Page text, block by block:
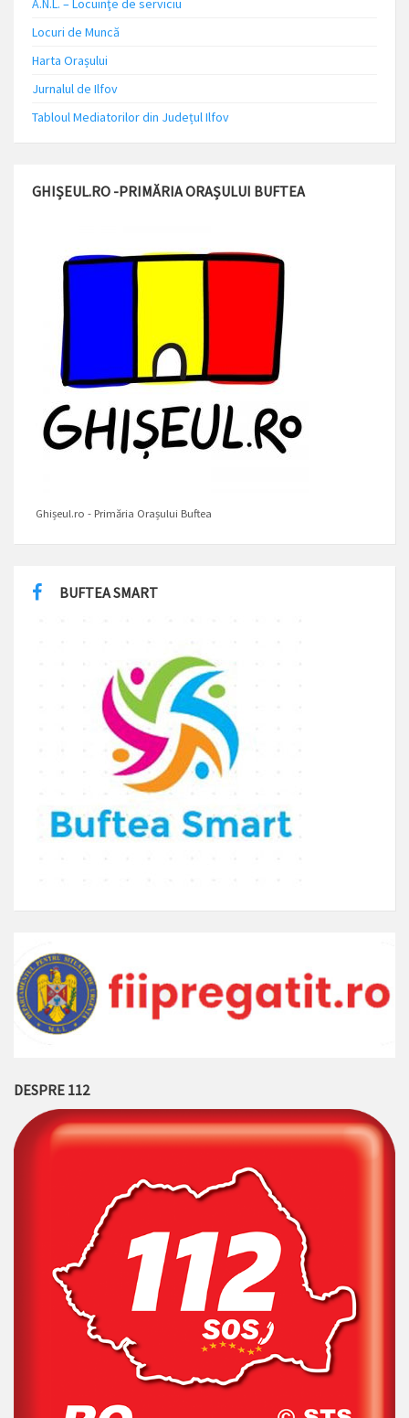
A.N.L. – Locuinţe de serviciu
Locuri de Muncă
Harta Orașului
Jurnalul de Ilfov
Tabloul Mediatorilor din Județul Ilfov
GHIȘEUL.RO -PRIMĂRIA ORAȘULUI BUFTEA
Ghișeul.ro - Primăria Orașului Buftea
BUFTEA SMART
DESPRE 112